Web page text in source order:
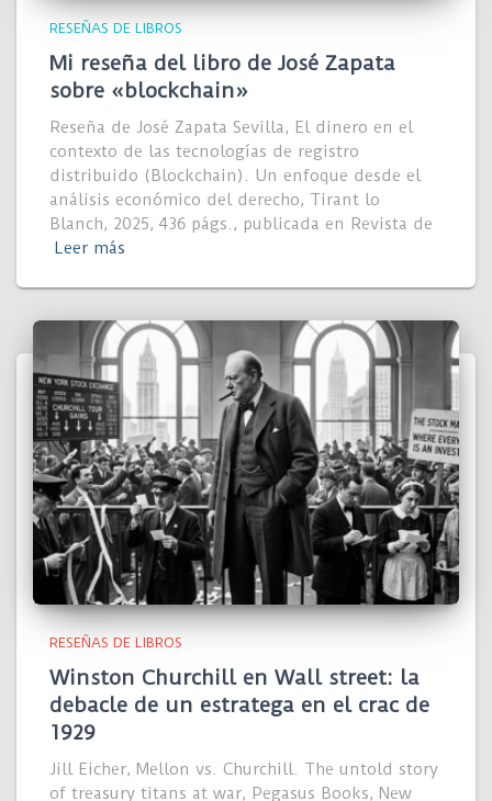
RESEÑAS DE LIBROS
Mi reseña del libro de José Zapata
sobre «blockchain»
Reseña de José Zapata Sevilla, El dinero en el
contexto de las tecnologías de registro
distribuido (Blockchain). Un enfoque desde el
análisis económico del derecho, Tirant lo
Blanch, 2025, 436 págs., publicada en Revista de
Leer más
RESEÑAS DE LIBROS
Winston Churchill en Wall street: la
debacle de un estratega en el crac de
1929
Jill Eicher, Mellon vs. Churchill. The untold story
of treasury titans at war, Pegasus Books, New